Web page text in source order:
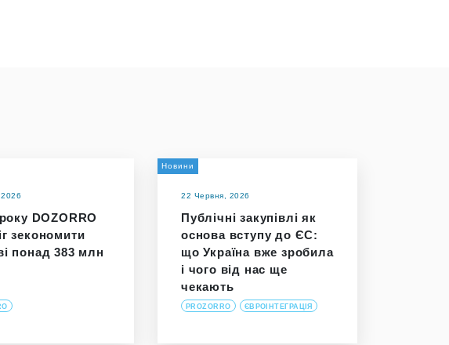
DOZORRO
зекономити
понад 383 млн
Новини
22 Червня, 2026
Публічні закупівлі як
основа вступу до ЄС:
що Україна вже зробила
і чого від нас ще
чекають
PROZORRO ЄВРОІНТЕГРАЦІЯ